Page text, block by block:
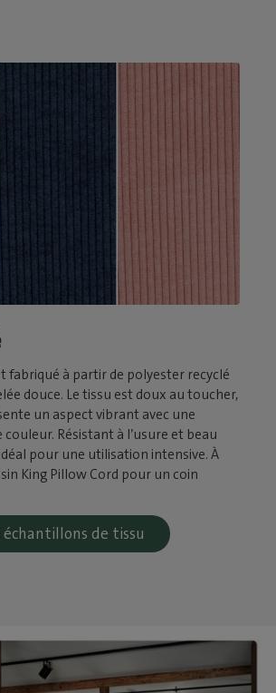
fabriqué à partir de polyester recyclé
douce. Le tissu est doux au toucher,
un aspect vibrant avec une
Résistant à l’usure et beau
pour une utilisation intensive. À
King Pillow Cord pour un coin
de tissu